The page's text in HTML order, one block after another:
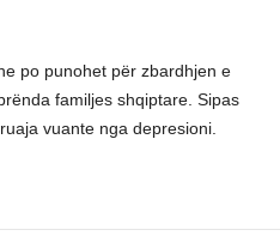
po punohet për zbardhjen e
familjes shqiptare. Sipas
vuante nga depresioni.